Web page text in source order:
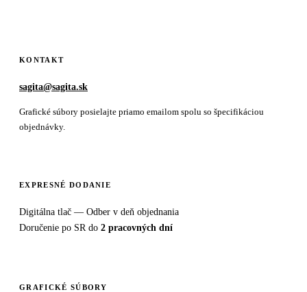
KONTAKT
sagita@sagita.sk
Grafické súbory posielajte priamo emailom spolu so špecifikáciou
objednávky.
EXPRESNÉ DODANIE
Digitálna tlač — Odber v deň objednania
Doručenie po SR do 2 pracovných dní
GRAFICKÉ SÚBORY